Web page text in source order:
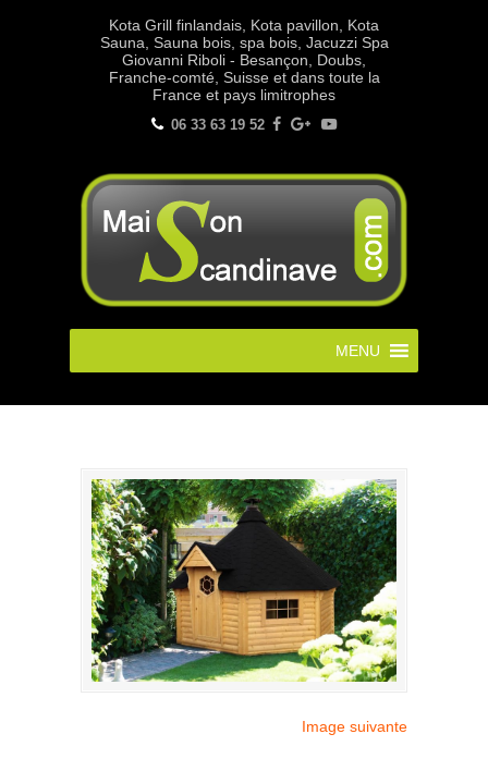
Kota Grill finlandais, Kota pavillon, Kota
Sauna, Sauna bois, spa bois, Jacuzzi Spa
Giovanni Riboli - Besançon, Doubs,
Franche-comté, Suisse et dans toute la
France et pays limitrophes
06 33 63 19 52
MENU
Image suivante